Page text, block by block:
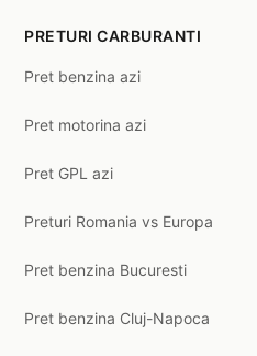
PRETURI CARBURANTI
Pret benzina azi
Pret motorina azi
Pret GPL azi
Preturi Romania vs Europa
Pret benzina Bucuresti
Pret benzina Cluj-Napoca